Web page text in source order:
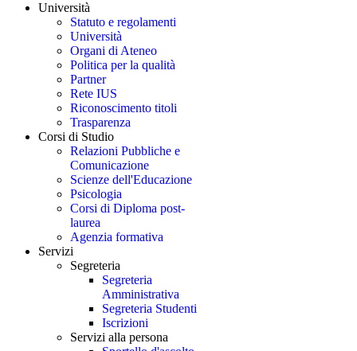
Università
Statuto e regolamenti
Università
Organi di Ateneo
Politica per la qualità
Partner
Rete IUS
Riconoscimento titoli
Trasparenza
Corsi di Studio
Relazioni Pubbliche e
Comunicazione
Scienze dell'Educazione
Psicologia
Corsi di Diploma post-
laurea
Agenzia formativa
Servizi
Segreteria
Segreteria
Amministrativa
Segreteria Studenti
Iscrizioni
Servizi alla persona